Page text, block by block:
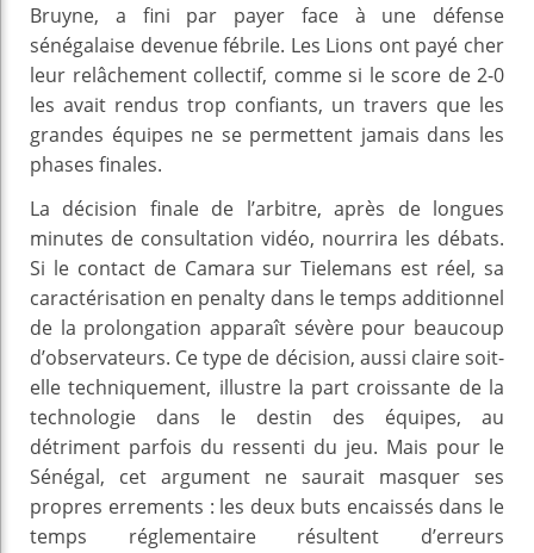
Bruyne, a fini par payer face à une défense
sénégalaise devenue fébrile. Les Lions ont payé cher
leur relâchement collectif, comme si le score de 2-0
les avait rendus trop confiants, un travers que les
grandes équipes ne se permettent jamais dans les
phases finales.
La décision finale de l’arbitre, après de longues
minutes de consultation vidéo, nourrira les débats.
Si le contact de Camara sur Tielemans est réel, sa
caractérisation en penalty dans le temps additionnel
de la prolongation apparaît sévère pour beaucoup
d’observateurs. Ce type de décision, aussi claire soit-
elle techniquement, illustre la part croissante de la
technologie dans le destin des équipes, au
détriment parfois du ressenti du jeu. Mais pour le
Sénégal, cet argument ne saurait masquer ses
propres errements : les deux buts encaissés dans le
temps réglementaire résultent d’erreurs